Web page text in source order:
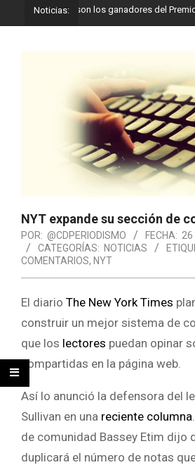
Noticias:
Estos son los ganadores del Premio
NYT expande su sección de
POR: @CDPERIODISMO FECHA: 26
CATEGORÍAS: NOTICIAS
COMENTARIOS, NYT
El diario The New York Times
construir un mejor sistema de
que los lectores puedan opinar
compartidas en la página web.
Así lo anunció la defensora del
Sullivan en una reciente columna
de comunidad Bassey Etim dijo
duplicará el número de notas